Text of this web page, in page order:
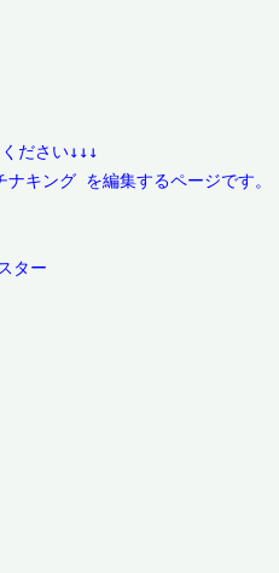
ださい↓↓↓
ター